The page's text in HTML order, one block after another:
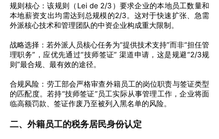
规则核心：该规则（Lei de 2/3）要求企业的本地员工数量和
本地薪资支出均需达到总规模的2/3。这对于快速扩张、急需
外派核心技术和管理团队的中资企业构成重大限制。
战略选择：若外派人员核心任务为“提供技术支持”而非“担任管
理职务”，应优先通过“技师签证” 渠道申请，这是规避“2/3规
则”最合规、最有效的途径。
合规风险：劳工部会严格审查外籍员工的岗位职责与签证类型
的匹配度。若持“技师签证”员工实际从事管理工作，企业将面
临高额罚款、签证作废乃至被列入黑名单的风险。
二、外籍员工的税务居民身份认定